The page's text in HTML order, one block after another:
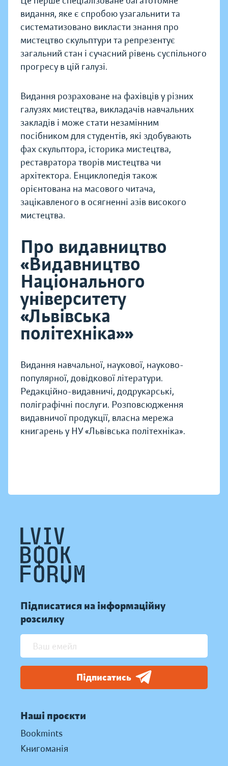
видання, яке є спробою узагальнити та
систематизовано викласти знання про
мистецтво скульптури та репрезентує
загальний стан і сучасний рівень суспільного
прогресу в цій галузі.
Видання розраховане на фахівців у різних
галузях мистецтва, викладачів навчальних
закладів і може стати незамінним
посібником для студентів, які здобувають
фах скульптора, історика мистецтва,
реставратора творів мистецтва чи
архітектора. Енциклопедія також
орієнтована на масового читача,
зацікавленого в осягненні азів високого
мистецтва.
Про видавництво
«Видавництво
Національного
університету
«Львівська
політехніка»»
Видання навчальної, наукової, науково-
популярної, довідкової літератури.
Редакційно-видавничі, додрукарські,
поліграфічні послуги. Розповсюдження
видавничої продукції, власна мережа
книгарень у НУ «Львівська політехніка».
Підписатися на інформаційну
розсилку
Підписатись
Наші проєкти
Bookmints
Книгоманія